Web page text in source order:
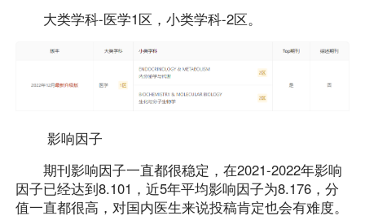
大类学科-医学1区，小类学科-2区。
影响因子
期刊影响因子一直都很稳定，在2021-2022年影响
因子已经达到8.101，近5年平均影响因子为8.176，分
值一直都很高，对国内医生来说投稿肯定也会有难度。